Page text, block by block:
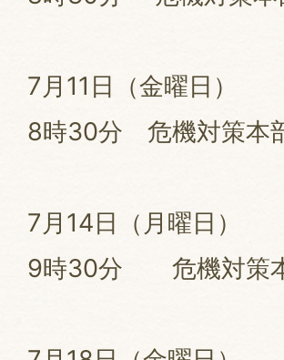
7月11日（金曜日）
8時30分 危機対策本
7月14日（月曜日）
9時30分 危機対策本